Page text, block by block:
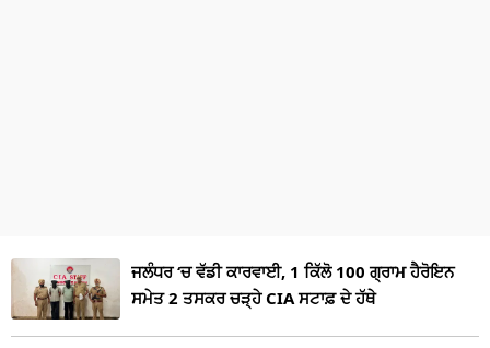
ਜਲੰਧਰ ‘ਚ ਵੱਡੀ ਕਾਰਵਾਈ, 1 ਕਿੱਲੋ 100 ਗ੍ਰਾਮ ਹੈਰੋਇਨ
ਸਮੇਤ 2 ਤਸਕਰ ਚੜ੍ਹੇ CIA ਸਟਾਫ਼ ਦੇ ਹੱਥੇ